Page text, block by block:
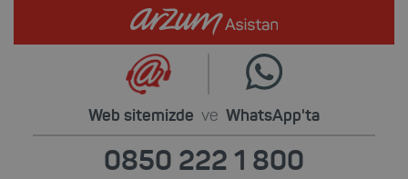
Web sitemizde ve WhatsApp'ta
0850 222 1 800